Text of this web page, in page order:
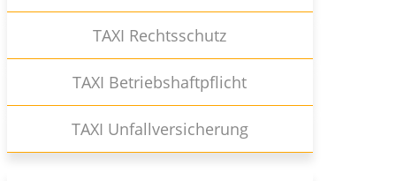
TAXI Rechtsschutz
TAXI Betriebshaftpflicht
TAXI Unfallversicherung